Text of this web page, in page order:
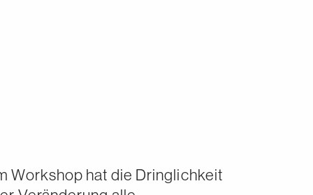
Workshop hat die Dringlichkeit